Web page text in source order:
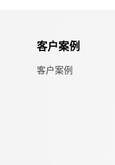
客户案例
客户案例